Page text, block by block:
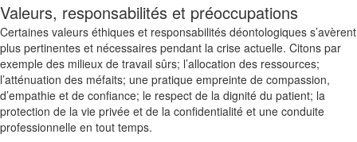
Valeurs, responsabilités et préoccupations
Certaines valeurs éthiques et responsabilités déontologiques s’avèrent
plus pertinentes et nécessaires pendant la crise actuelle. Citons par
exemple des milieux de travail sûrs; l’allocation des ressources;
l’atténuation des méfaits; une pratique empreinte de compassion,
d’empathie et de confiance; le respect de la dignité du patient; la
protection de la vie privée et de la confidentialité et une conduite
professionnelle en tout temps.